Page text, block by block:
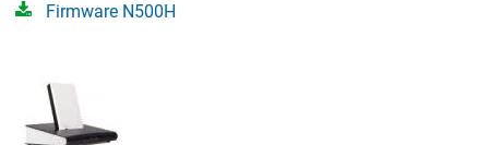
Firmware N500H